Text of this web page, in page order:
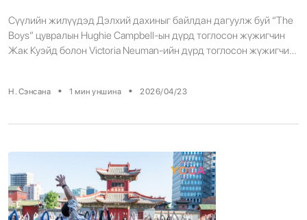
Сүүлийн жилүүдэд Дэлхий дахиныг байлдан дагуулж буй “The
Boys” цувралын Hughie Campbell-ын дүрд тоглосон жүжигчин
Жак Куэйд болон Victoria Neuman-ийн дүрд тоглосон жүжигчин
байх үеэрээ танилцаж, романтик харилцаатай болсон байна.
Н. Сэнсана • 1 мин уншина • 2026/04/23